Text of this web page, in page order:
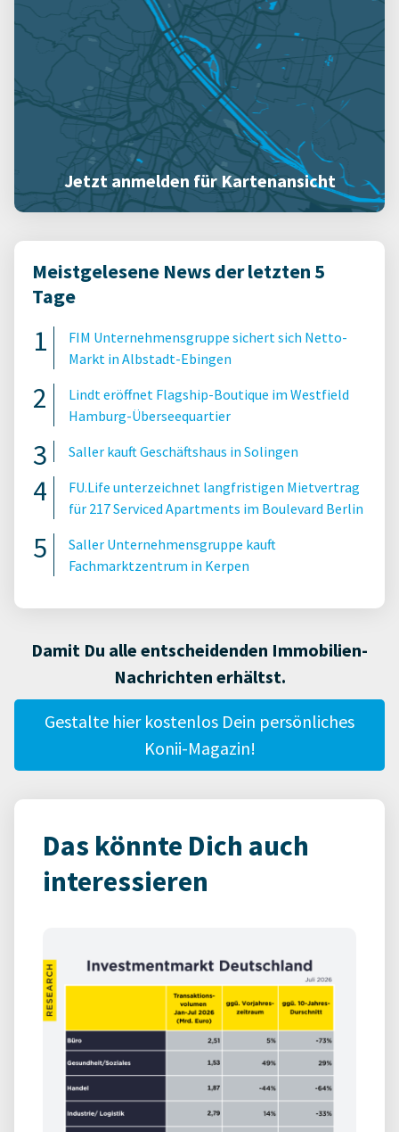
Jetzt anmelden für Kartenansicht
Meistgelesene News der letzten 5
Tage
FIM Unternehmensgruppe sichert sich Netto-
Markt in Albstadt-Ebingen
Lindt eröffnet Flagship-Boutique im Westfield
Hamburg-Überseequartier
Saller kauft Geschäftshaus in Solingen
FU.Life unterzeichnet langfristigen Mietvertrag
für 217 Serviced Apartments im Boulevard Berlin
Saller Unternehmensgruppe kauft
Fachmarktzentrum in Kerpen
Damit Du alle entscheidenden Immobilien-
Nachrichten erhältst.
Gestalte hier kostenlos Dein persönliches
Konii-Magazin!
Das könnte Dich auch
interessieren